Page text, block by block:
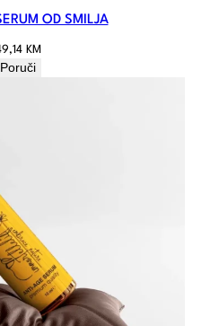
OD SMILJA
KM
Poruči